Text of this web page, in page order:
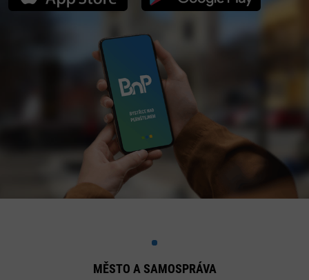
MĚSTO A SAMOSPRÁVA